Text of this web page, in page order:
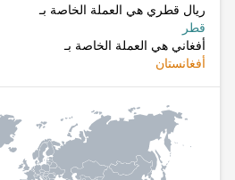
ريال قطري هي العملة الخاصة بـ
قطر
أفغاني هي العملة الخاصة بـ
أفغانستان